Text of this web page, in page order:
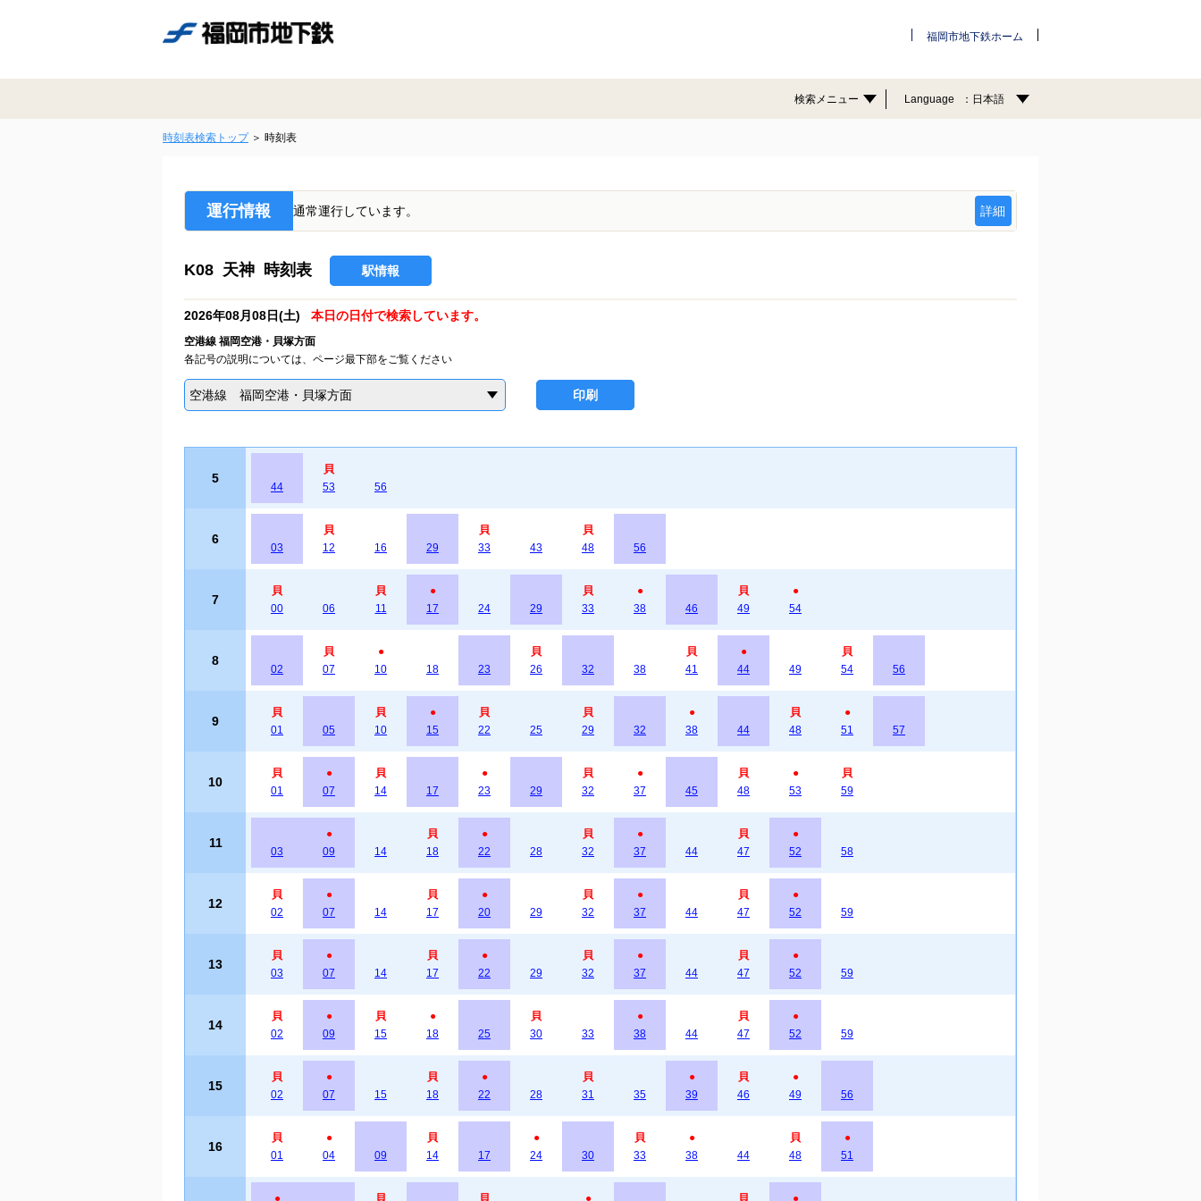
福岡市地下鉄ホーム
検索メニュー Language 日本語
時刻表検索トップ 時刻表
運行情報 通常運行しています。 詳細
K08 天神 時刻表 駅情報
2026年08月08日(土) 本日の日付で検索しています。
空港線 福岡空港・貝塚方面
各記号の説明については、ページ最下部をご覧ください
空港線 福岡空港・貝塚方面 印刷
5
44
貝
53
56
6
03
貝
12
16 29
貝
33
43
貝
48
56
7
貝
00
06
貝
11
●
17
24 29
貝
33
●
38
46
貝
49
●
54
8
02
貝
07
●
10
18 23
貝
26
32 38
貝
41
●
44
49
貝
54
56
9
貝
01
05
貝
10
●
15
貝
22
25
貝
29
32
●
38
44
貝
48
●
51
57
10
貝
01
●
07
貝
14
17
●
23
29
貝
32
●
37
45
貝
48
●
53
貝
59
11
03
●
09
14
貝
18
●
22
28
貝
32
●
37
44
貝
47
●
52
58
12
貝
02
●
07
14
貝
17
●
20
29
貝
32
●
37
44
貝
47
●
52
59
13
貝
03
●
07
14
貝
17
●
22
29
貝
32
●
37
44
貝
47
●
52
59
14
貝
02
●
09
貝
15
●
18
25
貝
30
33
●
38
44
貝
47
●
52
59
15
貝
02
●
07
15
貝
18
●
22
28
貝
31
35
●
39
貝
46
●
49
56
16
貝
01
●
04
09
貝
14
17
●
24
30
貝
33
●
38
44
貝
48
●
51
●
貝
貝
●
貝
●